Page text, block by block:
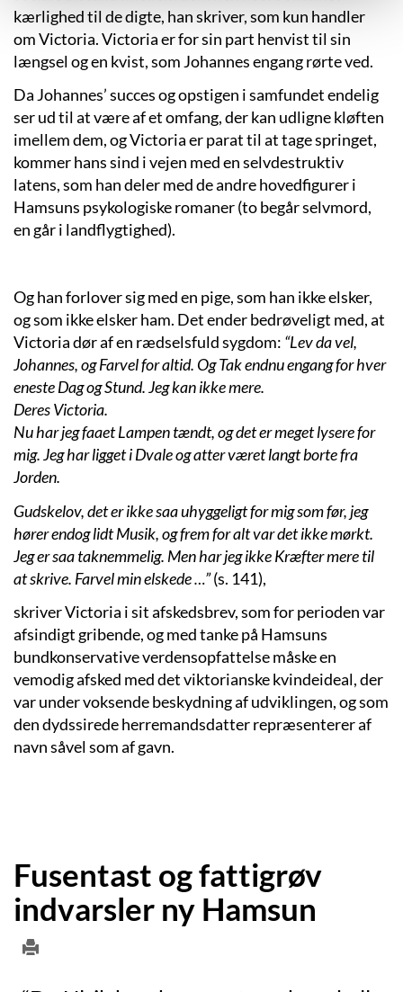
kærlighed til de digte, han skriver, som kun handler
om Victoria. Victoria er for sin part henvist til sin
længsel og en kvist, som Johannes engang rørte ved.
Da Johannes’ succes og opstigen i samfundet endelig
ser ud til at være af et omfang, der kan udligne kløften
imellem dem, og Victoria er parat til at tage springet,
kommer hans sind i vejen med en selvdestruktiv
latens, som han deler med de andre hovedfigurer i
Hamsuns psykologiske romaner (to begår selvmord,
en går i landflygtighed).
Og han forlover sig med en pige, som han ikke elsker,
og som ikke elsker ham. Det ender bedrøveligt med, at
Victoria dør af en rædselsfuld sygdom: “Lev da vel,
Johannes, og Farvel for altid. Og Tak endnu engang for hver
eneste Dag og Stund. Jeg kan ikke mere.
Deres Victoria.
Nu har jeg faaet Lampen tændt, og det er meget lysere for
mig. Jeg har ligget i Dvale og atter været langt borte fra
Jorden.
Gudskelov, det er ikke saa uhyggeligt for mig som før, jeg
hører endog lidt Musik, og frem for alt var det ikke mørkt.
Jeg er saa taknemmelig. Men har jeg ikke Kræfter mere til
at skrive. Farvel min elskede …”(s. 141),
skriver Victoria i sit afskedsbrev, som for perioden var
afsindigt gribende, og med tanke på Hamsuns
bundkonservative verdensopfattelse måske en
vemodig afsked med det viktorianske kvindeideal, der
var under voksende beskydning af udviklingen, og som
den dydssirede herremandsdatter repræsenterer af
navn såvel som af gavn.
Fusentast og fattigrøv
indvarsler ny Hamsun